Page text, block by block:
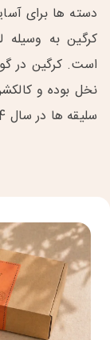
دسته ها برای
کرگین به
است. کرگین در
نخل بوده و
سلیقه ها در سال 1404 معرفی شده است.